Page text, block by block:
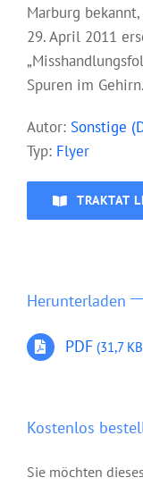
Marburg
29. April 2011
Spuren im
Autor: Sonstige
Typ: Flyer
TRAKTAT
Herunterladen
PDF (31,7
Kostenlos
Sie möchten